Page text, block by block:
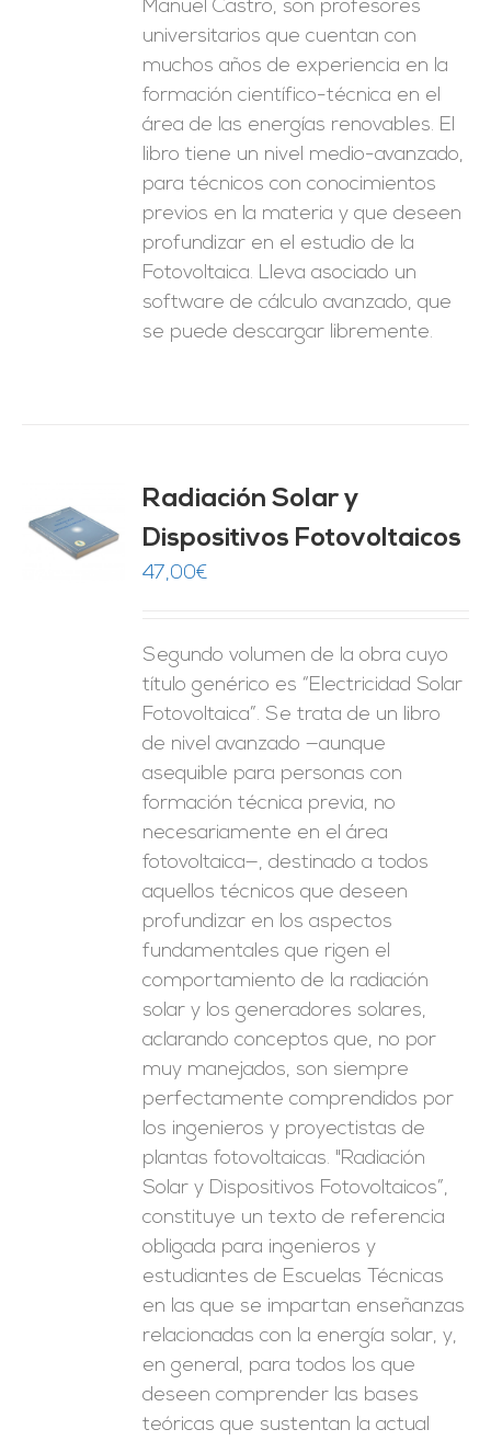
Manuel Castro, son profesores
universitarios que cuentan con
muchos años de experiencia en la
formación científico-técnica en el
área de las energías renovables. El
libro tiene un nivel medio-avanzado,
para técnicos con conocimientos
previos en la materia y que deseen
profundizar en el estudio de la
Fotovoltaica. Lleva asociado un
software de cálculo avanzado, que
se puede descargar libremente.
Radiación Solar y
Dispositivos Fotovoltaicos
47,00€
Segundo volumen de la obra cuyo
título genérico es “Electricidad Solar
Fotovoltaica”. Se trata de un libro
de nivel avanzado —aunque
asequible para personas con
formación técnica previa, no
necesariamente en el área
fotovoltaica—, destinado a todos
aquellos técnicos que deseen
profundizar en los aspectos
fundamentales que rigen el
comportamiento de la radiación
solar y los generadores solares,
aclarando conceptos que, no por
muy manejados, son siempre
perfectamente comprendidos por
los ingenieros y proyectistas de
plantas fotovoltaicas. "Radiación
Solar y Dispositivos Fotovoltaicos”,
constituye un texto de referencia
obligada para ingenieros y
estudiantes de Escuelas Técnicas
en las que se impartan enseñanzas
relacionadas con la energía solar, y,
en general, para todos los que
deseen comprender las bases
teóricas que sustentan la actual